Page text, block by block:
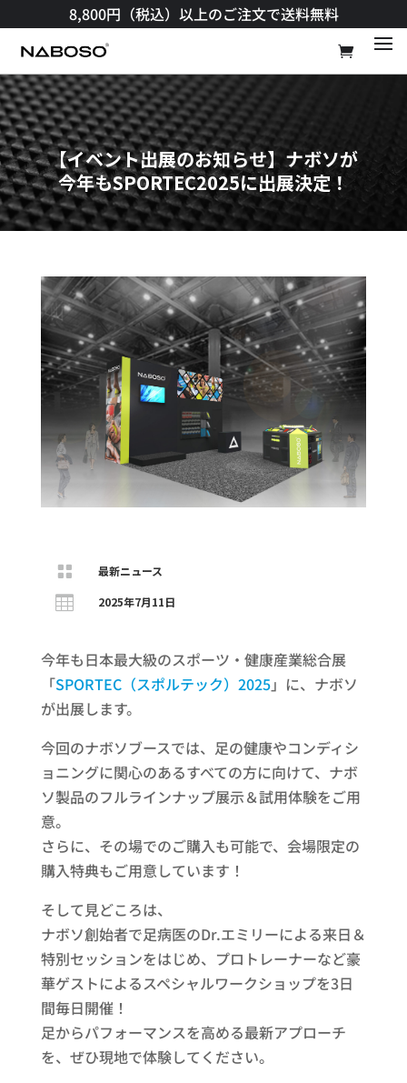
8,800円（税込）以上のご注文で送料無料​
【イベント出展のお知らせ】ナボソが
今年もSPORTEC2025に出展決定！
 最新ニュース
 2025年7月11日
今年も日本最大級のスポーツ・健康産業総合展
「SPORTEC（スポルテック）2025」に、ナボソ
が出展します。
今回のナボソブースでは、足の健康やコンディシ
ョニングに関心のあるすべての方に向けて、ナボ
ソ製品のフルラインナップ展示＆試用体験をご用
意。
さらに、その場でのご購入も可能で、会場限定の
購入特典もご用意しています！
そして見どころは、
ナボソ創始者で足病医のDr.エミリーによる来日＆
特別セッションをはじめ、プロトレーナーなど豪
華ゲストによるスペシャルワークショップを3日
間毎日開催！
足からパフォーマンスを高める最新アプローチ
を、ぜひ現地で体験してください。